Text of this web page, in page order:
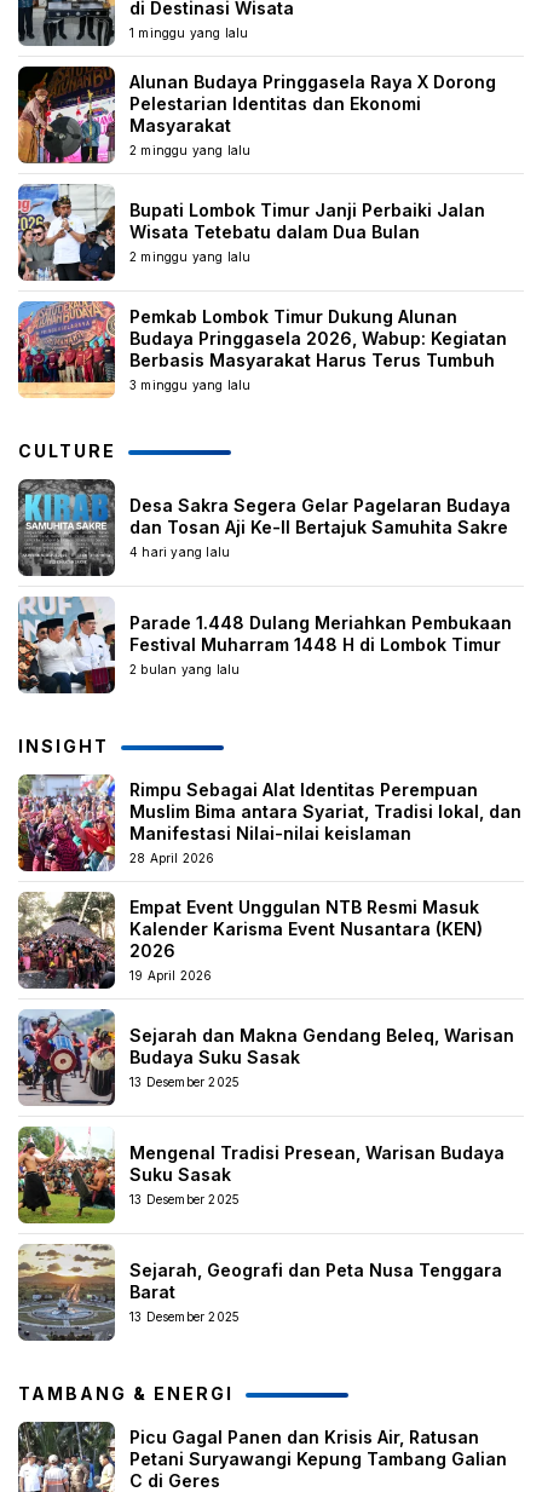
di Destinasi Wisata
1 minggu yang lalu
Alunan Budaya Pringgasela Raya X Dorong
Pelestarian Identitas dan Ekonomi
Masyarakat
2 minggu yang lalu
Bupati Lombok Timur Janji Perbaiki Jalan
Wisata Tetebatu dalam Dua Bulan
2 minggu yang lalu
Pemkab Lombok Timur Dukung Alunan
Budaya Pringgasela 2026, Wabup: Kegiatan
Berbasis Masyarakat Harus Terus Tumbuh
3 minggu yang lalu
CULTURE
Desa Sakra Segera Gelar Pagelaran Budaya
dan Tosan Aji Ke-II Bertajuk Samuhita Sakre
4 hari yang lalu
Parade 1.448 Dulang Meriahkan Pembukaan
Festival Muharram 1448 H di Lombok Timur
2 bulan yang lalu
INSIGHT
Rimpu Sebagai Alat Identitas Perempuan
Muslim Bima antara Syariat, Tradisi lokal, dan
Manifestasi Nilai-nilai keislaman
28 April 2026
Empat Event Unggulan NTB Resmi Masuk
Kalender Karisma Event Nusantara (KEN)
2026
19 April 2026
Sejarah dan Makna Gendang Beleq, Warisan
Budaya Suku Sasak
13 Desember 2025
Mengenal Tradisi Presean, Warisan Budaya
Suku Sasak
13 Desember 2025
Sejarah, Geografi dan Peta Nusa Tenggara
Barat
13 Desember 2025
TAMBANG & ENERGI
Picu Gagal Panen dan Krisis Air, Ratusan
Petani Suryawangi Kepung Tambang Galian
C di Geres